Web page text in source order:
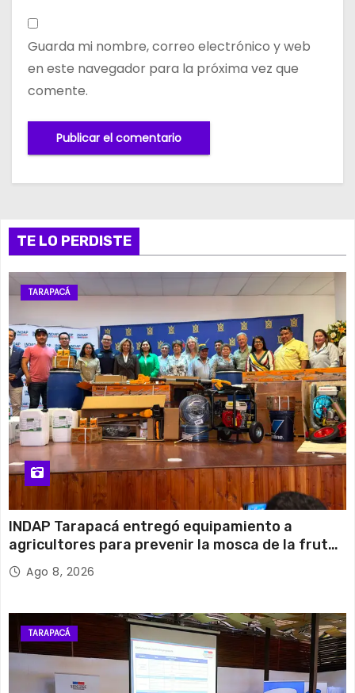
Guarda mi nombre, correo electrónico y web
en este navegador para la próxima vez que
comente.
TE LO PERDISTE
TARAPACÁ
INDAP Tarapacá entregó equipamiento a
agricultores para prevenir la mosca de la fruta
en Pica
Ago 8, 2026
TARAPACÁ